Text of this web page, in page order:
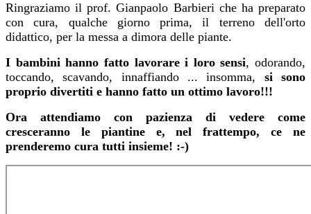
Ringraziamo il prof. Gianpaolo Barbieri che ha preparato
con cura, qualche giorno prima, il terreno dell'orto
didattico, per la messa a dimora delle piante.
I bambini hanno fatto lavorare i loro sensi, odorando,
toccando, scavando, innaffiando ... insomma, si sono
proprio divertiti e hanno fatto un ottimo lavoro!!!
Ora attendiamo con pazienza di vedere come
cresceranno le piantine e, nel frattempo, ce ne
prenderemo cura tutti insieme! :-)